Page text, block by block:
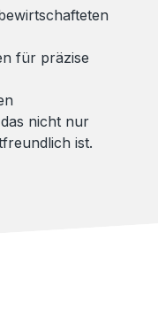
für präzise
nicht nur
ist.